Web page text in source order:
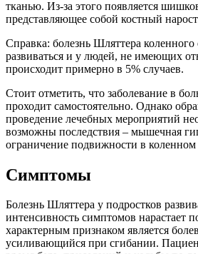
тканью. Из-за этого появляется
представляющее собой костный
Справка: болезнь Шляттера коленного
развиваться и у людей, не имеющих
происходит примерно в 5% случаев.
Стоит отметить, что заболевание в
проходит самостоятельно. Однако
проведение лечебных мероприятий
возможны последствия – мышечная
ограничение подвижности в коленном
Симптомы
Болезнь Шляттера у подростков
интенсивность симптомов нарастает
характерным признаком является
усиливающийся при сгибании.